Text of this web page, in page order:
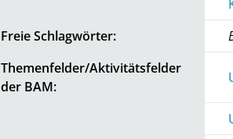
Freie Schlagwörter:
Themenfelder/Aktivitätsfelder
der BAM: